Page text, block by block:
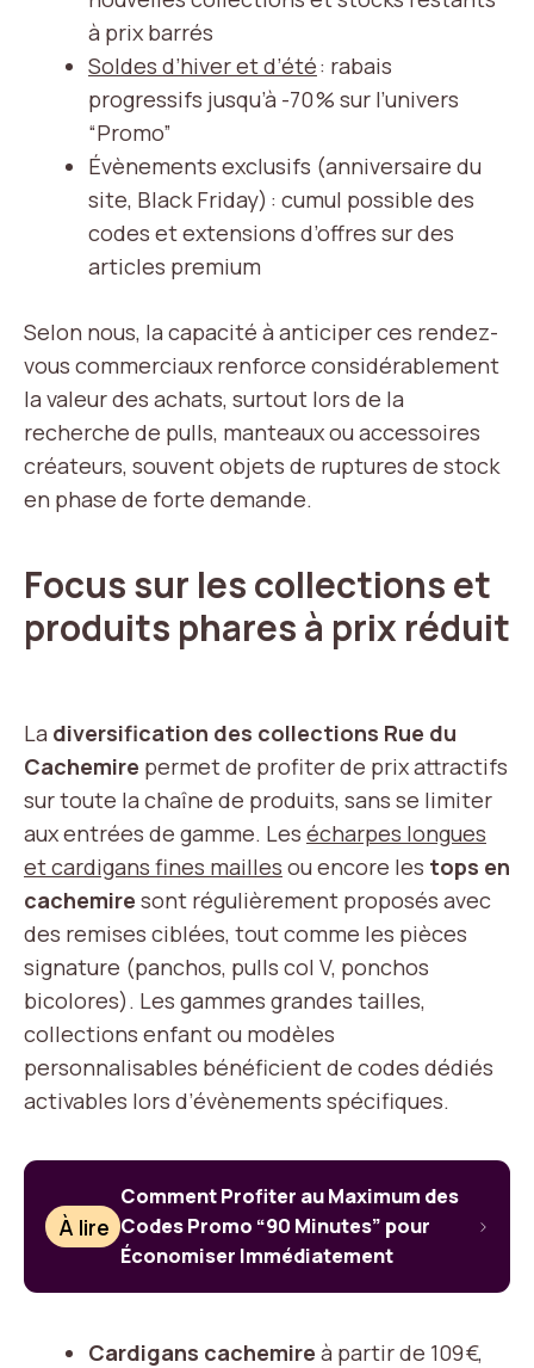
à prix barrés
Soldes d’hiver et d’été: rabais
progressifs jusqu’à -70 % sur l’univers
“Promo”
Évènements exclusifs (anniversaire du
site, Black Friday) : cumul possible des
codes et extensions d’offres sur des
articles premium
Selon nous, la capacité à anticiper ces rendez-
vous commerciaux renforce considérablement
la valeur des achats, surtout lors de la
recherche de pulls, manteaux ou accessoires
créateurs, souvent objets de ruptures de stock
en phase de forte demande.
Focus sur les collections et
produits phares à prix réduit
La diversification des collections Rue du
Cachemire permet de profiter de prix attractifs
sur toute la chaîne de produits, sans se limiter
aux entrées de gamme. Les écharpes longues
et cardigans fines mailles ou encore les tops en
cachemire sont régulièrement proposés avec
des remises ciblées, tout comme les pièces
signature (panchos, pulls col V, ponchos
bicolores). Les gammes grandes tailles,
collections enfant ou modèles
personnalisables bénéficient de codes dédiés
activables lors d’évènements spécifiques.
À lire
Comment Profiter au Maximum des
Codes Promo “90 Minutes” pour
Économiser Immédiatement
Cardigans cachemire à partir de 109 €,